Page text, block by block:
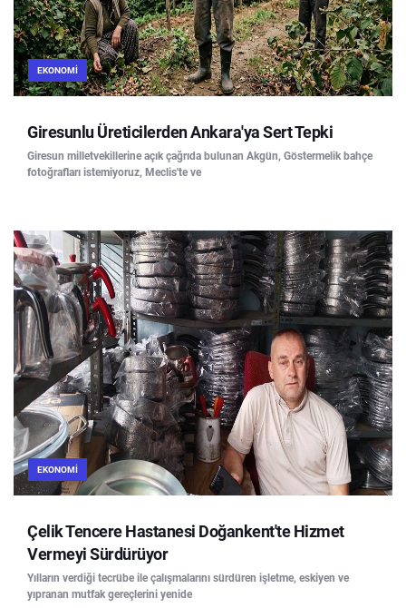
EKONOMI
Giresunlu Üreticilerden Ankara'ya Sert Tepki
Giresun milletvekillerine açık çağrıda bulunan Akgün, Göstermelik bahçe
fotoğrafları istemiyoruz, Meclis'te ve
EKONOMI
Çelik Tencere Hastanesi Doğankent'te Hizmet
Vermeyi Sürdürüyor
Yılların verdiği tecrübe ile çalışmalarını sürdüren işletme, eskiyen ve
yıpranan mutfak gereçlerini yenide